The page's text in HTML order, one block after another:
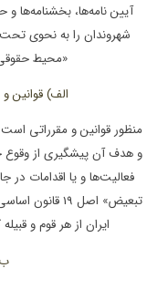
آیین نامه‌ها، بخشنامه‌ها
شهروندان را به نحوی تحت
«محیط
الف) قوانین و
منظور قوانین و مقرراتی
و هدف آن پیشگیری از وقوع
فعالیت‌ها و یا اقدامات
تبعیض» اصل
ایران از هر قوم و